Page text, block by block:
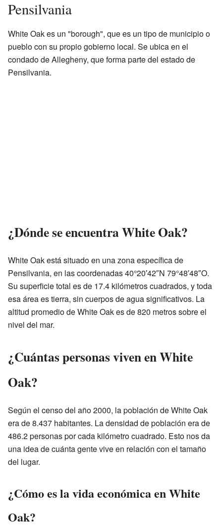
Pensilvania
White Oak es un "borough", que es un tipo de municipio o
pueblo con su propio gobierno local. Se ubica en el
condado de Allegheny, que forma parte del estado de
Pensilvania.
¿Dónde se encuentra White Oak?
White Oak está situado en una zona específica de
Pensilvania, en las coordenadas 40°20′42″N 79°48′48″O.
Su superficie total es de 17.4 kilómetros cuadrados, y toda
esa área es tierra, sin cuerpos de agua significativos. La
altitud promedio de White Oak es de 820 metros sobre el
nivel del mar.
¿Cuántas personas viven en White
Oak?
Según el censo del año 2000, la población de White Oak
era de 8.437 habitantes. La densidad de población era de
486.2 personas por cada kilómetro cuadrado. Esto nos da
una idea de cuánta gente vive en relación con el tamaño
del lugar.
¿Cómo es la vida económica en White
Oak?